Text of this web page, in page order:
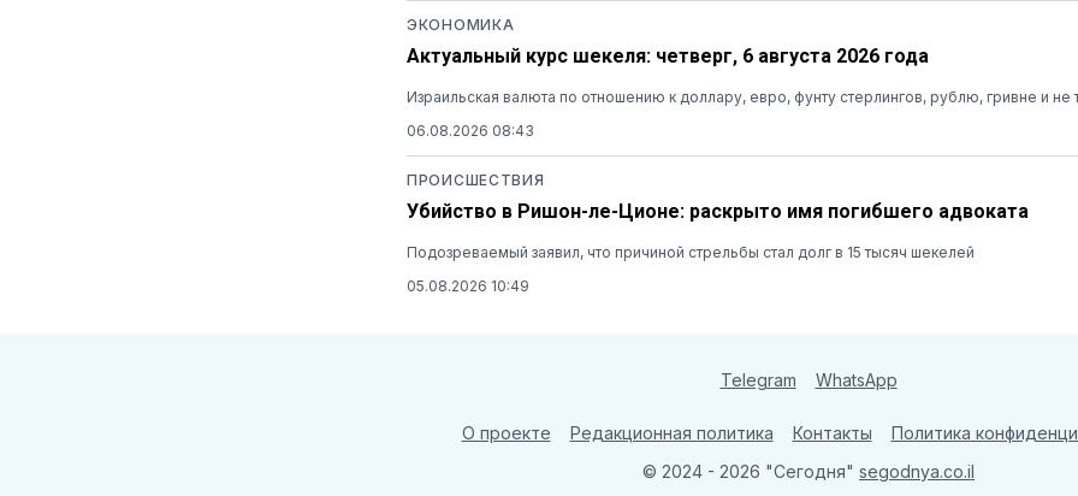
ЭКОНОМИКА
Актуальный курс шекеля: четверг, 6 августа 2026 года
Израильская валюта по отношению к доллару, евро, фунту стерлингов, рублю, гривне и не
06.08.2026 08:43
ПРОИСШЕСТВИЯ
Убийство в Ришон-ле-Ционе: раскрыто имя погибшего адвоката
Подозреваемый заявил, что причиной стрельбы стал долг в 15 тысяч шекелей
05.08.2026 10:49
Telegram WhatsApp
О проекте Редакционная политика Контакты
Политика
© 2024 - 2026 "Сегодня" segodnya.co.il